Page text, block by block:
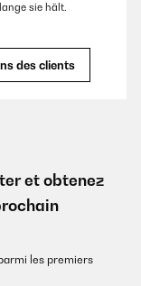
sie hält.
restent attachés
en glaçons... Il
des clients
et obtenez
les premiers